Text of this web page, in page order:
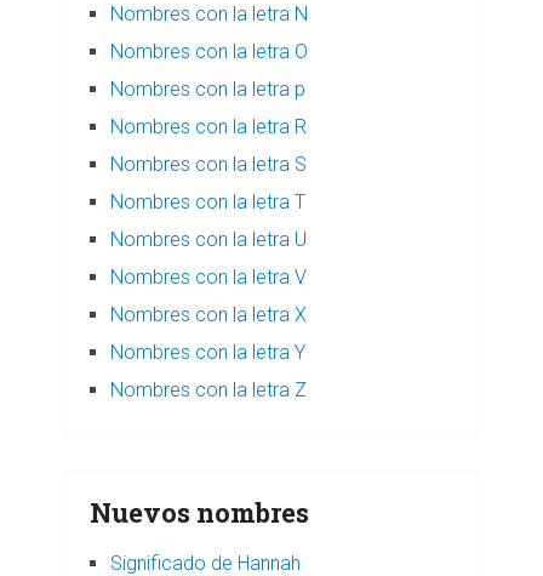
Nombres con la letra N
Nombres con la letra O
Nombres con la letra p
Nombres con la letra R
Nombres con la letra S
Nombres con la letra T
Nombres con la letra U
Nombres con la letra V
Nombres con la letra X
Nombres con la letra Y
Nombres con la letra Z
Nuevos nombres
Significado de Hannah